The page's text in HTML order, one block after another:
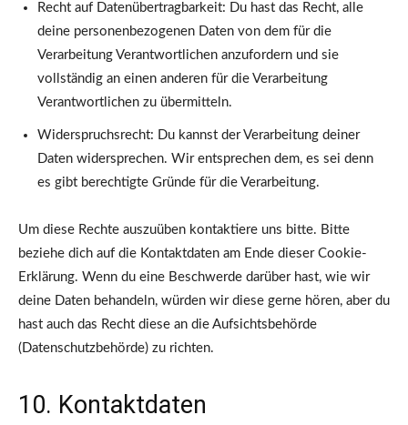
Recht auf Datenübertragbarkeit: Du hast das Recht, alle
deine personenbezogenen Daten von dem für die
Verarbeitung Verantwortlichen anzufordern und sie
vollständig an einen anderen für die Verarbeitung
Verantwortlichen zu übermitteln.
Widerspruchsrecht: Du kannst der Verarbeitung deiner
Daten widersprechen. Wir entsprechen dem, es sei denn
es gibt berechtigte Gründe für die Verarbeitung.
Um diese Rechte auszuüben kontaktiere uns bitte. Bitte
beziehe dich auf die Kontaktdaten am Ende dieser Cookie-
Erklärung. Wenn du eine Beschwerde darüber hast, wie wir
deine Daten behandeln, würden wir diese gerne hören, aber du
hast auch das Recht diese an die Aufsichtsbehörde
(Datenschutzbehörde) zu richten.
10. Kontaktdaten